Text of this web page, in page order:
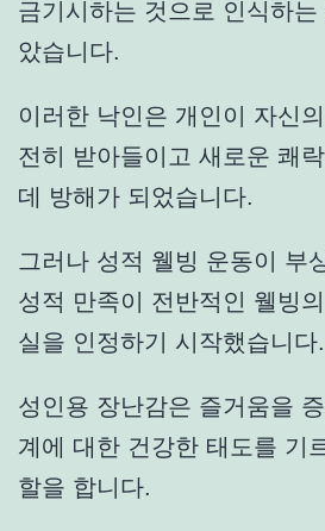
금기시하는 것으로 인식하는
았습니다.
이러한 낙인은 개인이 자신
전히 받아들이고 새로운 쾌
데 방해가 되었습니다.
그러나 성적 웰빙 운동이 부
성적 만족이 전반적인 웰빙
실을 인정하기 시작했습니다.
성인용 장난감은 즐거움을
계에 대한 건강한 태도를 기
할을 합니다.